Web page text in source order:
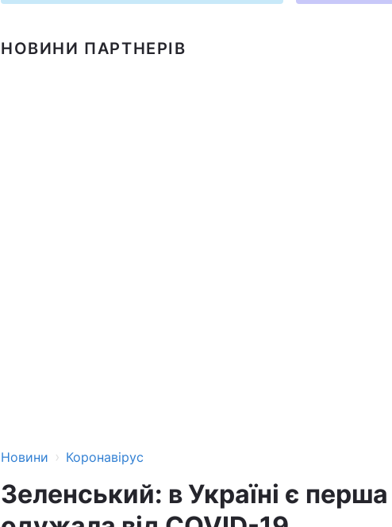
НОВИНИ ПАРТНЕРІВ
Новини › Коронавірус
Зеленський: в Україні є